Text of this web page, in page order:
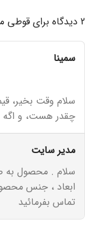
2 دیدگاه برای قوطی
سمینا
سلام وقت بخیر،
چقدر هست، و اگه
مدیر سایت
سلام . محصول به
ابعاد ، جنس
تماس بفرمائید